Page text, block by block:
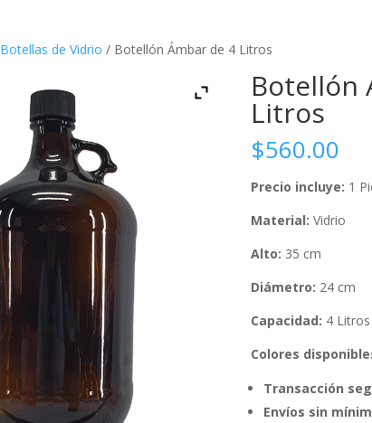
Botellas de Vidrio / Botellón Ámbar de 4 Litros
Botellón
Litros
$560.00
Precio incluye: 1
Material: Vidrio
Alto: 35 cm
Diámetro: 24 cm
Capacidad: 4 Litros
Colores
Transacción
Envíos sin